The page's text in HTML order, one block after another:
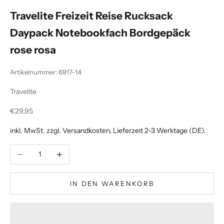
Travelite Freizeit Reise Rucksack
Daypack Notebookfach Bordgepäck
rose rosa
Artikelnummer: 6917-14
Travelite
Angebot
€29,95
inkl. MwSt. zzgl. Versandkosten, Lieferzeit 2-3 Werktage (DE).
Anzahl verringernAnzahl erhöhen
IN DEN WARENKORB